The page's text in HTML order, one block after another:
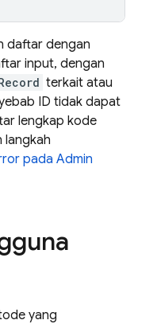
daftar dengan
input, dengan
terkait atau
ID tidak dapat
lengkap kode
langkah
pada Admin
yang